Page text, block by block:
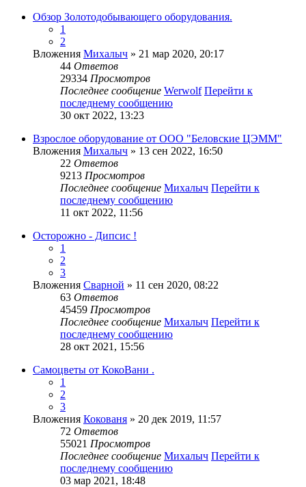
Обзор Золотодобывающего оборудования.
1
2
Вложения Михалыч » 21 мар 2020, 20:17
44 Ответов
29334 Просмотров
Последнее сообщение Werwolf Перейти к
последнему сообщению
30 окт 2022, 13:23
Взрослое оборудование от ООО "Беловские ЦЭММ"
Вложения Михалыч » 13 сен 2022, 16:50
22 Ответов
9213 Просмотров
Последнее сообщение Михалыч Перейти к
последнему сообщению
11 окт 2022, 11:56
Осторожно - Дипсис !
1
2
3
Вложения Сварной » 11 сен 2020, 08:22
63 Ответов
45459 Просмотров
Последнее сообщение Михалыч Перейти к
последнему сообщению
28 окт 2021, 15:56
Самоцветы от КокоВани .
1
2
3
Вложения Кокованя » 20 дек 2019, 11:57
72 Ответов
55021 Просмотров
Последнее сообщение Михалыч Перейти к
последнему сообщению
03 мар 2021, 18:48